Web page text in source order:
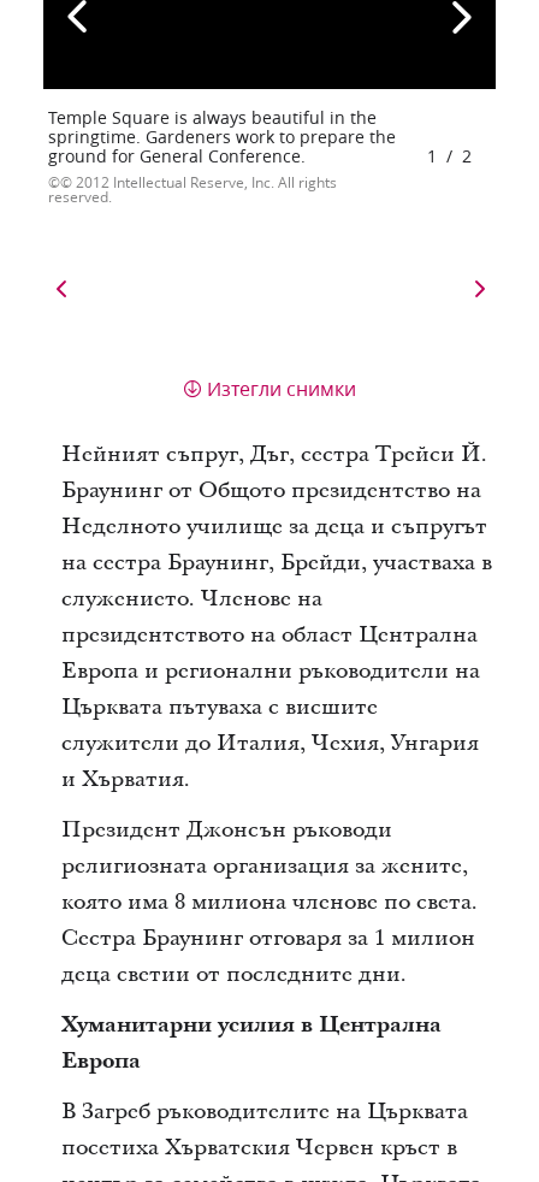
Temple Square is always beautiful in the
springtime. Gardeners work to prepare the
ground for General Conference.
© 2012 Intellectual Reserve, Inc. All rights
reserved.
1 / 2
Изтегли снимки
Нейният съпруг, Дъг, сестра Трейси Й.
Браунинг от Общото президентство на
Неделното училище за деца и съпругът
на сестра Браунинг, Брейди, участваха в
служението. Членове на
президентството на област Централна
Европа и регионални ръководители на
Църквата пътуваха с висшите
служители до Италия, Чехия, Унгария
и Хърватия.
Президент Джонсън ръководи
религиозната организация за жените,
която има 8 милиона членове по света.
Сестра Браунинг отговаря за 1 милион
деца светии от последните дни.
Хуманитарни усилия в Централна
Европа
В Загреб ръководителите на Църквата
посетиха Хърватския Червен кръст в